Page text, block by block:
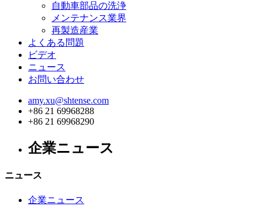
自動車部品の洗浄
メンテナンス業界
再製造産業
よくある問題
ビデオ
ニュース
お問い合わせ
amy.xu@shtense.com
+86 21 69968288
+86 21 69968290
企業ニュース
ニュース
企業ニュース